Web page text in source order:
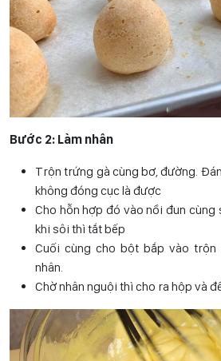
Bước 2: Làm nhân
Trộn trứng gà cùng bơ, đường.
không đóng cục là được
Cho hỗn hợp đó vào nồi đun
khi sôi thì tắt bếp
Cuối cùng cho bột bắp vào
nhân.
Chờ nhân nguội thì cho ra hộp và